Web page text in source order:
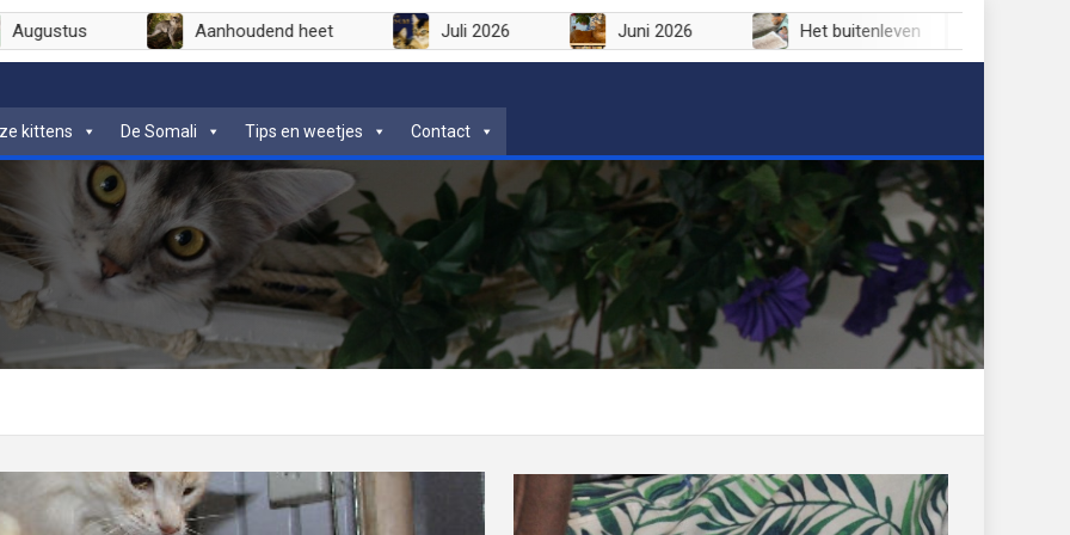
Augustus Aanhoudend heet Juli 2026 Juni 2026 Het buitenleven
kittens De Somali Tips en weetjes Contact